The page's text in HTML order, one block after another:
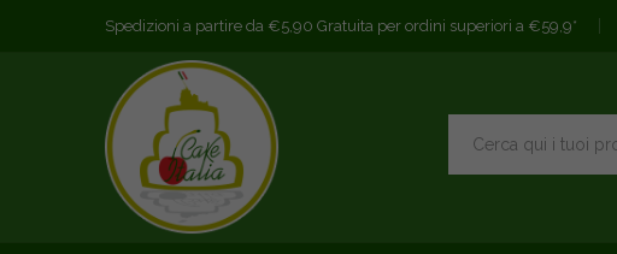
Spedizioni a partire da €5,90 Gratuita per ordini superiori a €59,9*